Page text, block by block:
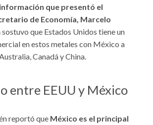
que presentó el
de Economía, Marcelo
sostuvo que Estados Unidos tiene un
en estos metales con México a
Canadá y China.
entre EEUU y México
reportó que México es el principal